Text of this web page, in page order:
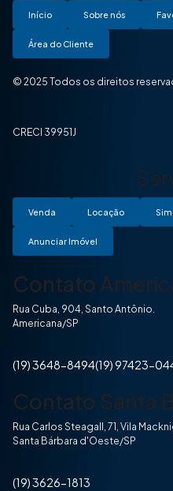
Início Sobre nós
Área do Cliente
© 2025 Todos os direitos
CRECI 39951J
Venda Locação
Anunciar Imóvel
Contato
Rua Cuba, 904, Santo Antônio.
Americana/SP
(19) 3648-8494(19) 97423-
Contato Santa
Rua Carlos Steagall, 71, Vila
Santa Bárbara d'Oeste/SP
(19) 3626-1813